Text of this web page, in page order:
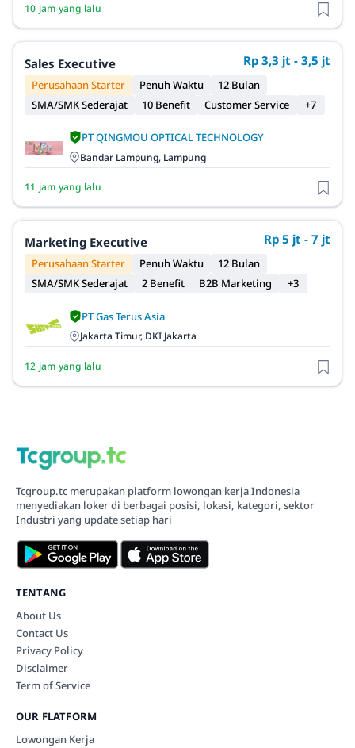
10 jam yang lalu
Sales Executive Rp 3,3 jt - 3,5 jt
Perusahaan Starter Penuh Waktu
12 Bulan
SMA/SMK Sederajat
10 Benefit Customer Service +7
PT QINGMOU OPTICAL TECHNOLOGY
Bandar Lampung, Lampung
11 jam yang lalu
Marketing Executive Rp 5 jt - 7 jt
Perusahaan Starter Penuh Waktu
12 Bulan
SMA/SMK Sederajat
2 Benefit B2B Marketing +3
PT Gas Terus Asia
Jakarta Timur, DKI Jakarta
12 jam yang lalu
Tcgroup.tc merupakan platform lowongan kerja Indonesia
menyediakan loker di berbagai posisi, lokasi, kategori, sektor
Industri yang update setiap hari
TENTANG
About Us
Contact Us
Privacy Policy
Disclaimer
Term of Service
OUR FLATFORM
Lowongan Kerja